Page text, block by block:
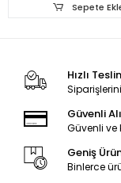
Sepete
Hızlı
Güvenli
Güvenli
Geniş
Binlerce